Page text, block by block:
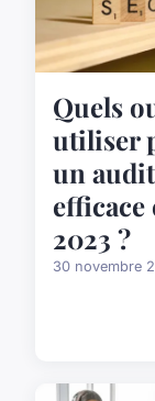
Quels
utiliser
un
efficace
2023 ?
30 novembre